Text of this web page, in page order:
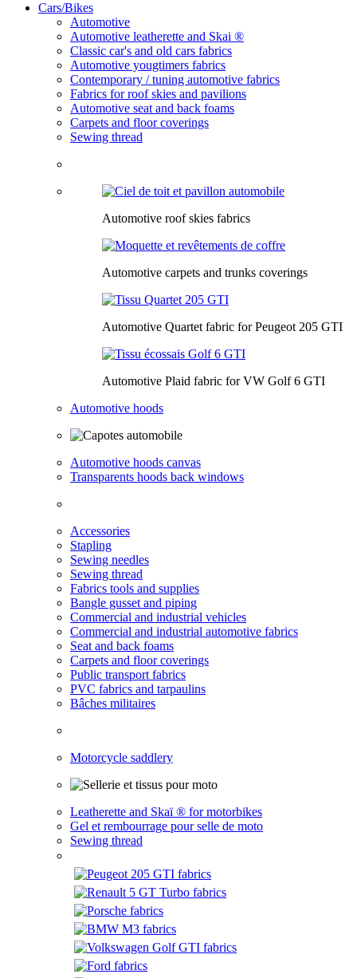
Cars/Bikes
Automotive
Automotive leatherette and Skai ®
Classic car's and old cars fabrics
Automotive yougtimers fabrics
Contemporary / tuning automotive fabrics
Fabrics for roof skies and pavilions
Automotive seat and back foams
Carpets and floor coverings
Sewing thread
Automotive roof skies fabrics
Automotive carpets and trunks coverings
Automotive Quartet fabric for Peugeot 205 GTI
Automotive Plaid fabric for VW Golf 6 GTI
Automotive hoods
Automotive hoods canvas
Transparents hoods back windows
Accessories
Stapling
Sewing needles
Sewing thread
Fabrics tools and supplies
Bangle gusset and piping
Commercial and industrial vehicles
Commercial and industrial automotive fabrics
Seat and back foams
Carpets and floor coverings
Public transport fabrics
PVC fabrics and tarpaulins
Bâches militaires
Motorcycle saddlery
Leatherette and Skaï ® for motorbikes
Gel et rembourrage pour selle de moto
Sewing thread